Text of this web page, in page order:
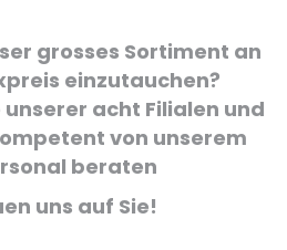
grosses Sortiment an
einzutauchen?
unserer acht Filialen und
von unserem
beraten
uns auf Sie!